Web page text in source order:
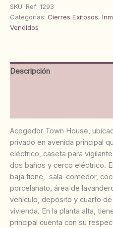
en
Conjunto
Residencial
Ref:
1293
SKU: Ref: 1293
Categorías: Cierres Exitosos,
Vendidos
Descripción
Acogedor Town House,
privado en avenida principal
eléctrico, caseta para
dos baños y cerco eléctrico.
baja tiene, sala-comedor,
porcelanato, área de
vehículo, depósito y cuarto
vivienda. En la planta alta,
principal cuenta con su